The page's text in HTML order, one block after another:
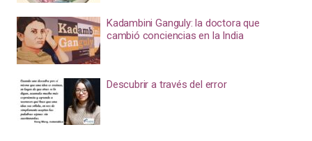
Kadambini Ganguly: la doctora que
cambió conciencias en la India
Descubrir a través del error